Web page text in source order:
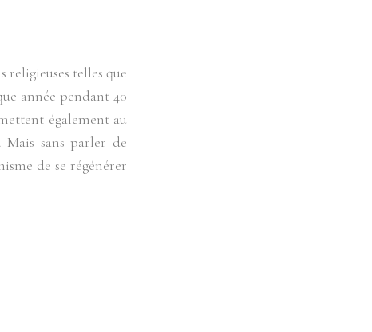
telles que
année pendant 40
également au
sans parler de
de se régénérer